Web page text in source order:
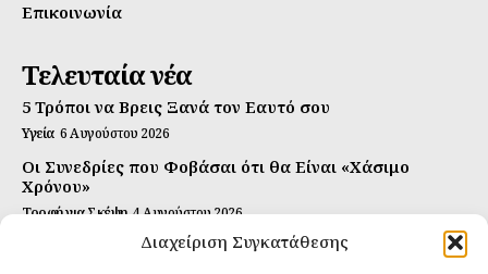
Διαχείριση Συγκατάθεσης
Επικοινωνία
Τελευταία νέα
5 Τρόποι να Βρεις Ξανά τον Εαυτό σου
Υγεία 6 Αυγούστου 2026
Οι Συνεδρίες που Φοβάσαι ότι θα Είναι «Χάσιμο
Χρόνου»
Τροφή για Σκέψη 4 Αυγούστου 2026
Αυτή Είναι η Συνταγή για Τέλεια Κομπούτσα